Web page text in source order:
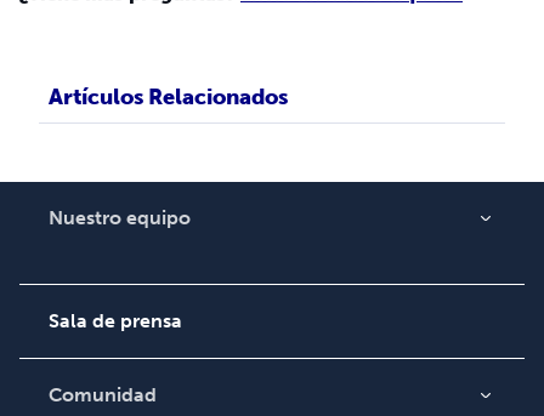
Artículos Relacionados
Nuestro equipo
Empleo
Sala de prensa
Comunidad